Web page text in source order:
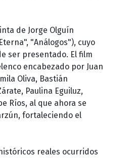
de Jorge Olguín
"Análogos"), cuyo
ser presentado. El film
encabezado por Juan
Oliva, Bastián
Paulina Eguiluz,
Ríos, al que ahora se
fortaleciendo el
reales ocurridos